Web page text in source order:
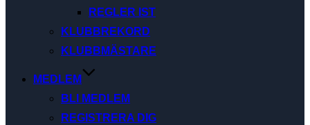
REGLER IST
KLUBBREKORD
KLUBBMÄSTARE
MEDLEM
BLI MEDLEM
REGISTRERA DIG